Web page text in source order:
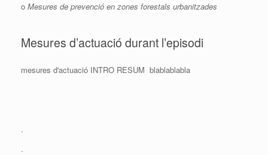
o Mesures de prevenció en zones forestals urbanitzades
Mesures d’actuació durant l’episodi
mesures d'actuació INTRO RESUM blablablabla
.
.